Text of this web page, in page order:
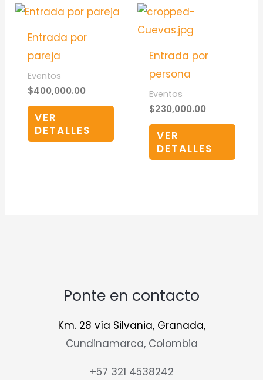
Entrada por
pareja
Eventos
$400,000.00
VER
DETALLES
Entrada por
persona
Eventos
$230,000.00
VER
DETALLES
Ponte en contacto
Km. 28 vía Silvania, Granada,
Cundinamarca, Colombia
+57 321 4538242